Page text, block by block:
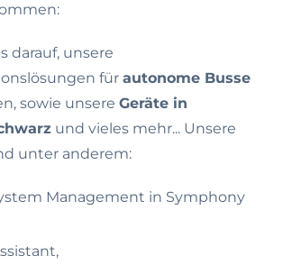
darauf, unsere
für autonome Busse
sowie unsere Geräte in
und vieles mehr... Unsere
unter anderem:
Management in Symphony